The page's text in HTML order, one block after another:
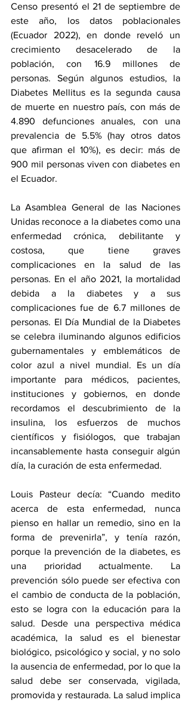
Censo presentó el 21 de septiembre de
este año, los datos poblacionales
(Ecuador 2022), en donde reveló un
crecimiento desacelerado de la
población, con 16.9 millones de
personas. Según algunos estudios, la
Diabetes Mellitus es la segunda causa
de muerte en nuestro país, con más de
4.890 defunciones anuales, con una
prevalencia de 5.5% (hay otros datos
que afirman el 10%), es decir: más de
900 mil personas viven con diabetes en
el Ecuador.
La Asamblea General de las Naciones
Unidas reconoce a la diabetes como una
enfermedad crónica, debilitante y
costosa, que tiene graves
complicaciones en la salud de las
personas. En el año 2021, la mortalidad
debida a la diabetes y a sus
complicaciones fue de 6.7 millones de
personas. El Día Mundial de la Diabetes
se celebra iluminando algunos edificios
gubernamentales y emblemáticos de
color azul a nivel mundial. Es un día
importante para médicos, pacientes,
instituciones y gobiernos, en donde
recordamos el descubrimiento de la
insulina, los esfuerzos de muchos
científicos y fisiólogos, que trabajan
incansablemente hasta conseguir algún
día, la curación de esta enfermedad.
Louis Pasteur decía: “Cuando medito
acerca de esta enfermedad, nunca
pienso en hallar un remedio, sino en la
forma de prevenirla”, y tenía razón,
porque la prevención de la diabetes, es
una prioridad actualmente. La
prevención sólo puede ser efectiva con
el cambio de conducta de la población,
esto se logra con la educación para la
salud. Desde una perspectiva médica
académica, la salud es el bienestar
biológico, psicológico y social, y no solo
la ausencia de enfermedad, por lo que la
salud debe ser conservada, vigilada,
promovida y restaurada. La salud implica